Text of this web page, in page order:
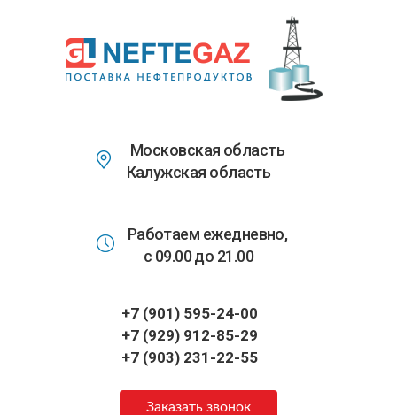
основному
содержанию
Московская область
Калужская область
Работаем ежедневно,
с 09.00 до 21.00
+7 (901) 595-24-00
+7 (929) 912-85-29
+7 (903) 231-22-55
Заказать звонок